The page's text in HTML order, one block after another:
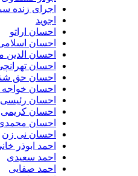
اجرای زنده سیروان
احسان اراتو
احسان اسلامی
احسان الدین معین
احسان تهرانچی
احسان حق شناس
احسان خواجه امیری
احسان رئیسی
احسان کریمی
احسان محمدی
احسان نی زن
احمد ابوذر خانی فرد
احمد سعیدی
احمد صفایی